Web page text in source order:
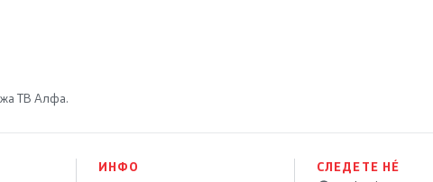
ТВ Алфа.
ИНФО
СЛЕДЕТЕ НÉ